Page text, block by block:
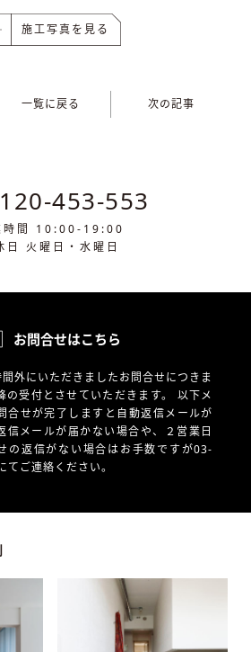
施工写真を見る
一覧に戻る 次の記事
453-553
時間 10:00-19:00
日 火曜日・水曜日
お問合せはこちら
外にいただきましたお問合せにつきま
の受付とさせていただきます。 以下メ
合せが完了しますと自動返信メールが
メールが届かない場合や、
２営業日
の返信がない場合はお手数ですが03-
ご連絡ください。